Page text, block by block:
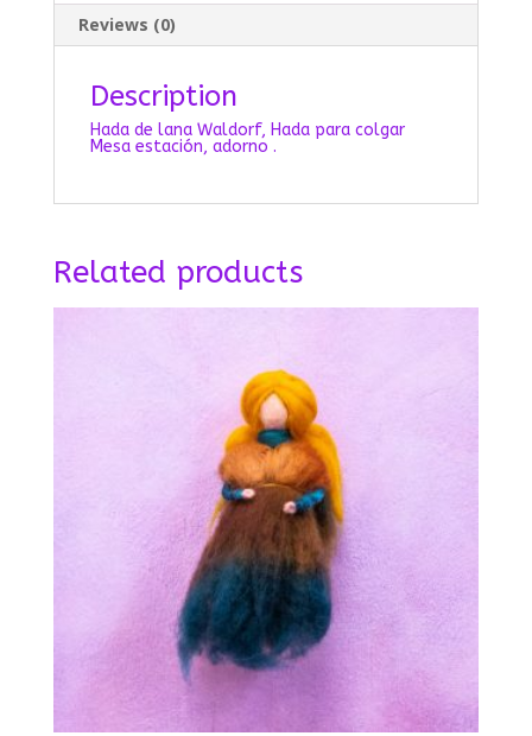
Reviews (0)
Description
Hada de lana Waldorf, Hada para colgar
Mesa estación, adorno .
Related products